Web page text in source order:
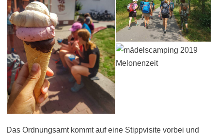
Das Ordnungsamt kommt auf eine Stippvisite vorbei und